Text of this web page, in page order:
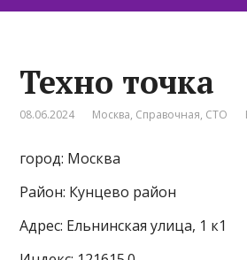
Техно точка
08.06.2024 Москва, Справочная, СТО
город: Москва
Район: Кунцево район
Адрес: Ельнинская улица, 1 к1